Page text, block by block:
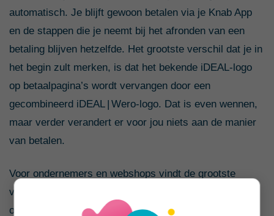
automatisch. Je blijft gewoon betalen via je Knab App
en de stappen die je neemt bij het afronden van een
betaling blijven hetzelfde. Het grootste verschil dat je in
het begin zult merken, is dat het bekende iDEAL‑logo
op betaalpagina’s wordt vervangen door een
gecombineerd iDEAL | Wero-logo. Dat is even wennen,
maar verder verandert er voor jou niets aan de manier
van betalen.
Voor ondernemers en webshops vindt de grootste
verandering achter de schermen plaats. Namelijk het
overschakelen van de techniek op het nieuwe